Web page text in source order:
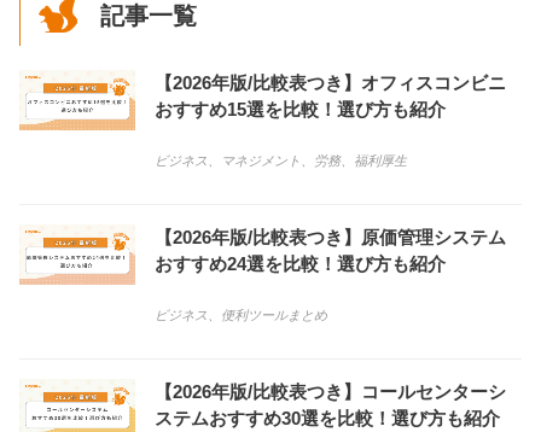
記事一覧
【2026年版/比較表つき】オフィスコンビニ
おすすめ15選を比較！選び方も紹介
ビジネス マネジメント 労務、 福利厚生
【2026年版/比較表つき】原価管理システム
おすすめ24選を比較！選び方も紹介
ビジネス 便利ツールまとめ
【2026年版/比較表つき】コールセンターシ
ステムおすすめ30選を比較！選び方も紹介